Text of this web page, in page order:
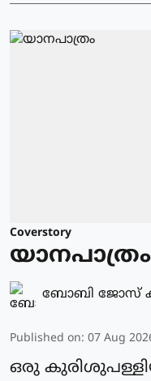
Coverstory
യാനപാത്രം
ബോബി ജോസ്
Published on: 07 Aug
ഒരു